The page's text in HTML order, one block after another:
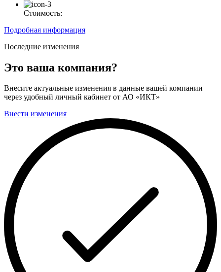
Стоимость:
Подробная информация
Последние изменения
Это ваша компания?
Внесите актуальные изменения в данные вашей компании
через удобный личный кабинет от АО «ИКТ»
Внести изменения